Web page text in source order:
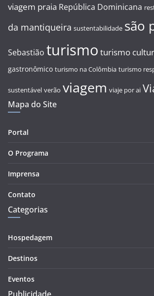
viagem praia República Dominicana
da mantiqueira sustentabilidade são
Sebastião turismo turismo
gastronômico turismo na Colômbia turismo
sustentável verão viagem viaje por ai
Mapa do Site
Portal
O Programa
Imprensa
Contato
Categorias
Hospedagem
Destinos
Eventos